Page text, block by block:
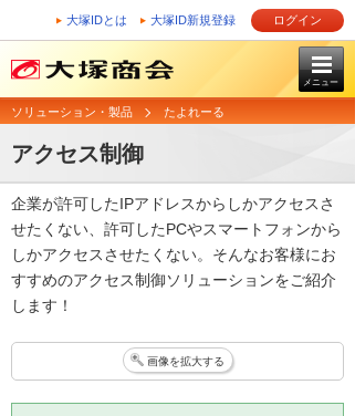
大塚IDとは 大塚ID新規登録 ログイン
メニュー
ソリューション・製品 たよれーる
アクセス制御
企業が許可したIPアドレスからしかアクセスさ
せたくない、許可したPCやスマートフォンから
しかアクセスさせたくない。そんなお客様にお
すすめのアクセス制御ソリューションをご紹介
します！
画像を拡大する